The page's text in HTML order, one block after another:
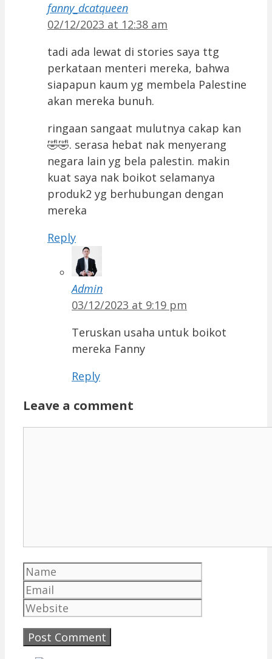
fanny_dcatqueen
02/12/2023 at 12:38 am
tadi ada lewat di stories saya ttg
perkataan menteri mereka, bahwa
siapapun kaum yg membela Palestine
akan mereka bunuh.
ringaan sangaat mulutnya cakap kan
🤣🤣. serasa hebat nak menyerang
negara lain yg bela palestin. makin
kuat saya nak boikot selamanya
produk2 yg berhubungan dengan
mereka
Reply
Admin
03/12/2023 at 9:19 pm
Teruskan usaha untuk boikot
mereka Fanny
Reply
Leave a comment
Name